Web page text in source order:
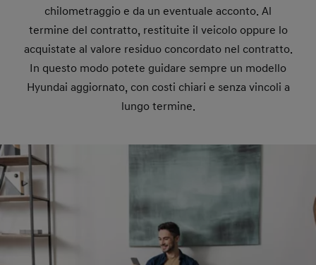
chilometraggio e da un eventuale acconto. Al
termine del contratto, restituite il veicolo oppure lo
acquistate al valore residuo concordato nel contratto.
In questo modo potete guidare sempre un modello
Hyundai aggiornato, con costi chiari e senza vincoli a
lungo termine.